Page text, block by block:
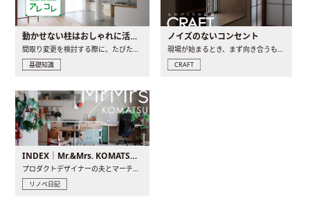
動かせない柱はおしゃれに活用！柱を魅せるリノベーション(リノベ)4選
間取り変更を検討する際に、たびたび皆さんの頭を悩ませる動か..
基礎知識
ノイズのないコンセント
現場が始まるとき、まず向き合うものの一つがコンセントです..
CRAFT
INDEX｜Mr.&Mrs. KOMATSU renovation diary
プロダクトデザイナーの夫とマーチャンダイザーの妻が、夫婦で..
リノベ日記